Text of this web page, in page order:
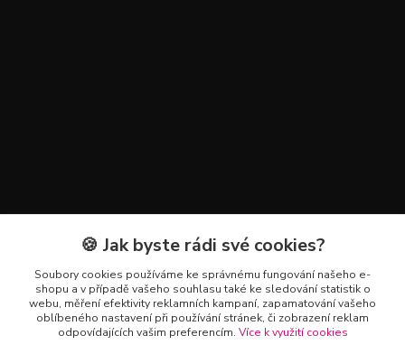
Kontakty
+420 602 223 614
info@zahradnictvipetro.cz
🍪 Jak byste rádi své cookies?
Soubory cookies používáme ke správnému fungování našeho e-
shopu a v případě vašeho souhlasu také ke sledování statistik o
webu, měření efektivity reklamních kampaní, zapamatování vašeho
oblíbeného nastavení při používání stránek, či zobrazení reklam
odpovídajících vašim preferencím. Více k využití cookies